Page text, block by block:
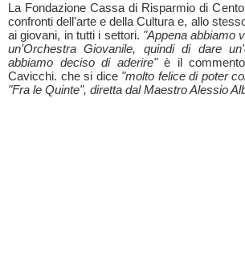
La Fondazione Cassa di Risparmio di
confronti dell'arte e della Cultura e, allo
ai giovani, in tutti i settori. "Appena abbiamo
un'Orchestra Giovanile, quindi di dare
abbiamo deciso di aderire"è il commento
Cavicchi. che si dice "molto felice di poter
"Fra le Quinte", diretta dal Maestro Alessio